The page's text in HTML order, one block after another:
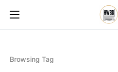
Browsing Tag